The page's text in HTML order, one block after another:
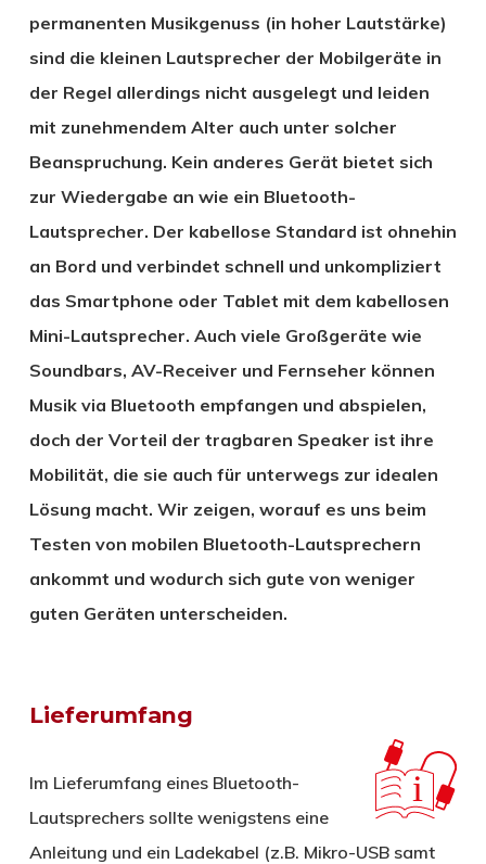
permanenten Musikgenuss (in hoher Lautstärke)
sind die kleinen Lautsprecher der Mobilgeräte in
der Regel allerdings nicht ausgelegt und leiden
mit zunehmendem Alter auch unter solcher
Beanspruchung. Kein anderes Gerät bietet sich
zur Wiedergabe an wie ein Bluetooth-
Lautsprecher. Der kabellose Standard ist ohnehin
an Bord und verbindet schnell und unkompliziert
das Smartphone oder Tablet mit dem kabellosen
Mini-Lautsprecher. Auch viele Großgeräte wie
Soundbars, AV-Receiver und Fernseher können
Musik via Bluetooth empfangen und abspielen,
doch der Vorteil der tragbaren Speaker ist ihre
Mobilität, die sie auch für unterwegs zur idealen
Lösung macht. Wir zeigen, worauf es uns beim
Testen von mobilen Bluetooth-Lautsprechern
ankommt und wodurch sich gute von weniger
guten Geräten unterscheiden.
Lieferumfang
Im Lieferumfang eines Bluetooth-
Lautsprechers sollte wenigstens eine
Anleitung und ein Ladekabel (z.B. Mikro-USB samt